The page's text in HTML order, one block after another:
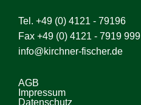
Tel. +49 (0) 4121 - 79196
Fax +49 (0) 4121 - 7919 999
info@kirchner-fischer.de
AGB
Impressum
Datenschutz